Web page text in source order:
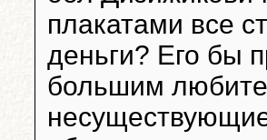
плакатами все
деньги? Его бы
большим